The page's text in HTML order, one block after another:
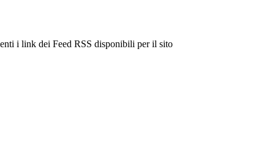
i link dei Feed RSS disponibili per il sito